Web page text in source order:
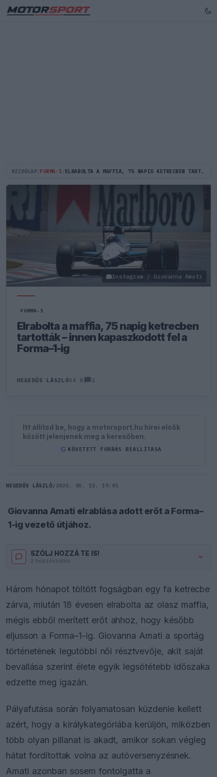
KEZDŐLAP FORMA-1 ELRABOLTA A MAFFIA, 75 NAPIG KETRECBEN TARTOTTÁK – INNEN KAPASZKODOTT FEL A FORMA–1-IG
Instagram / Giovanna Amati
FORMA-1
Elrabolta a maffia, 75 napig ketrecben
tartották – innen kapaszkodott fel a
Forma–1-ig
HEGEDŰS LÁSZLÓ84 N 2
Itt állítsd be, hogy a motorsport.hu hírei elsők
között jelenjenek meg a keresőben.
G KÖVETETT FORRÁS BEÁLLÍTÁSA
HEGEDŰS LÁSZLÓ/ 2026. 05. 15. 19:01
Giovanna Amati elrablása adott erőt a Forma–
1-ig vezető útjához.
SZÓLJ HOZZÁ TE IS!
2 hozzászólás.
Három hónapot töltött fogságban egy fa ketrecbe
zárva, miután 18 évesen elrabolta az olasz maffia,
mégis ebből merített erőt ahhoz, hogy később
eljusson a Forma–1-ig. Giovanna Amati a sportág
történetének legutóbbi női résztvevője, akit saját
bevallása szerint élete egyik legsötétebb időszaka
edzette meg igazán.
Pályafutása során folyamatosan küzdenie kellett
azért, hogy a királykategóriába kerüljön, miközben
több olyan pillanat is akadt, amikor sokan végleg
hátat fordítottak volna az autóversenyzésnek.
Amati azonban sosem fontolgatta a